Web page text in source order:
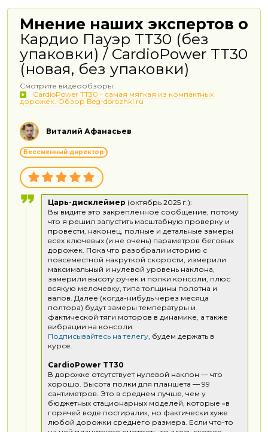
Мнение наших экспертов о
Кардио Пауэр ТТ30 (без
упаковки) / CardioPower TT30
(новая, без упаковки)
Смотрите видеообзоры:
CardioPower TT30 - самая мягкая из компактных
дорожек. Обзор Beg-dorozhki.ru
Виталий Афанасьев
Бессменный директор
Царь-дисклеймер (октябрь 2025 г.):
Вы видите это закреплённое сообщение, потому
что я решил запустить масштабную проверку и
провести, наконец, полные и детальные замеры
всех ключевых (и не очень) параметров беговых
дорожек. Пока что разобрали историю с
повсеместной накруткой скорости, измерили
максимальный и нулевой уровень наклона,
замерили высоту ручек и полки консоли, плюс
всякую мелочевку, типа толщины полотна и
валов. Далее (когда-нибудь через месяца
полтора) будут замеры температуры и
фактической тяги моторов в динамике, а также
вибрации на консоли.
Подписывайтесь на телегу, будем держать в
курсе.
CardioPower TT30
В дорожке отсутствует нулевой наклон — что
хорошо. Высота полки для планшета — 99
сантиметров. Это в среднем лучше, чем у
бюджетных стационарных моделей, которые «в
горячей воде постирали», но фактически хуже
любой дорожки среднего размера. Если что-то